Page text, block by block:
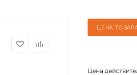
ЦЕНА
Цена